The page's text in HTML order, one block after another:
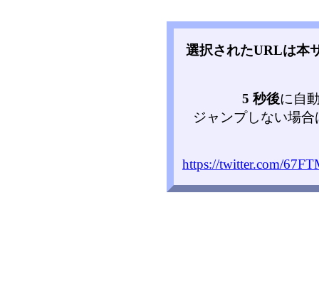
選択されたURLは本
5 秒後に自
ジャンプしない場
https://twitter.com/